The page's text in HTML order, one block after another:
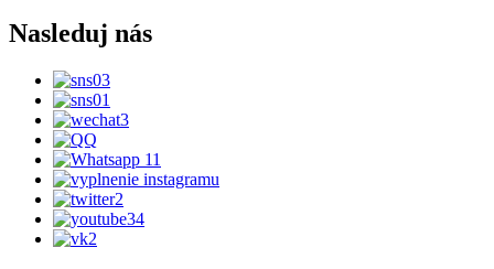
Nasleduj nás